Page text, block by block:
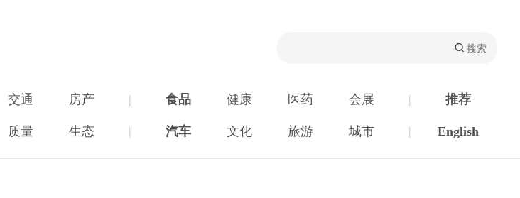
交通 房产 | 食品 健康 医药 会展 | 推荐
质量 生态 | 汽车 文化 旅游 城市 | English